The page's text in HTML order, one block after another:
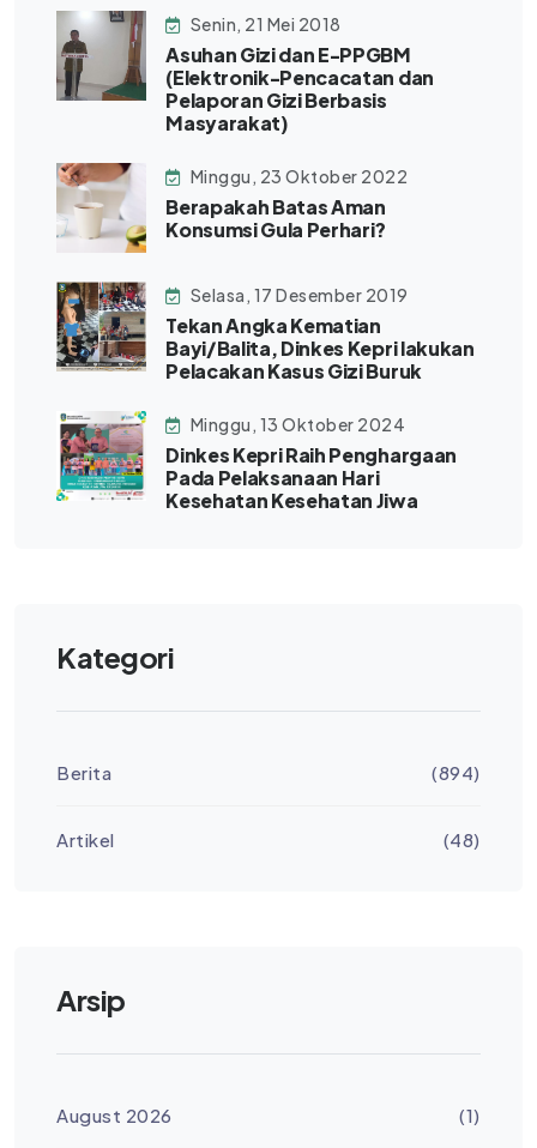
Senin, 21 Mei 2018
Asuhan Gizi dan E-PPGBM
(Elektronik-Pencacatan dan
Pelaporan Gizi Berbasis
Masyarakat)
Minggu, 23 Oktober 2022
Berapakah Batas Aman
Konsumsi Gula Perhari?
Selasa, 17 Desember 2019
Tekan Angka Kematian
Bayi/Balita, Dinkes Kepri lakukan
Pelacakan Kasus Gizi Buruk
Minggu, 13 Oktober 2024
Dinkes Kepri Raih Penghargaan
Pada Pelaksanaan Hari
Kesehatan Kesehatan Jiwa
Kategori
Berita (894)
Artikel (48)
Arsip
August 2026 (1)